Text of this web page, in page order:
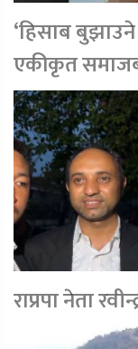
‘हिसाब बुझाउने
एकीकृत
राप्रपा नेता